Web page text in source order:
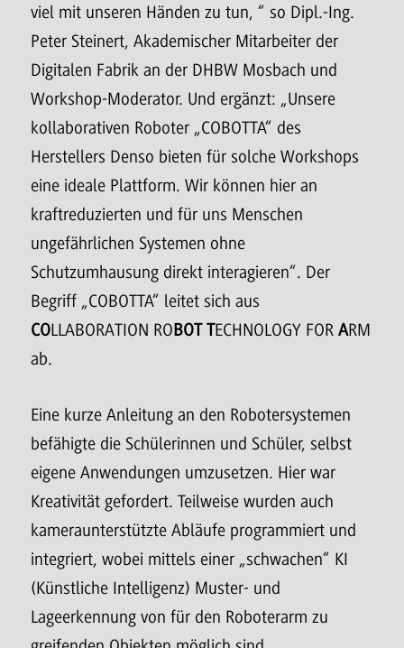
viel mit unseren Händen zu tun, “ so Dipl.-Ing.
Peter Steinert, Akademischer Mitarbeiter der
Digitalen Fabrik an der DHBW Mosbach und
Workshop-Moderator. Und ergänzt: „Unsere
kollaborativen Roboter „COBOTTA“ des
Herstellers Denso bieten für solche Workshops
eine ideale Plattform. Wir können hier an
kraftreduzierten und für uns Menschen
ungefährlichen Systemen ohne
Schutzumhausung direkt interagieren“. Der
Begriff „COBOTTA“ leitet sich aus
COLLABORATION ROBOT TECHNOLOGY FOR ARM
ab.
Eine kurze Anleitung an den Robotersystemen
befähigte die Schülerinnen und Schüler, selbst
eigene Anwendungen umzusetzen. Hier war
Kreativität gefordert. Teilweise wurden auch
kameraunterstützte Abläufe programmiert und
integriert, wobei mittels einer „schwachen“ KI
(Künstliche Intelligenz) Muster- und
Lageerkennung von für den Roboterarm zu